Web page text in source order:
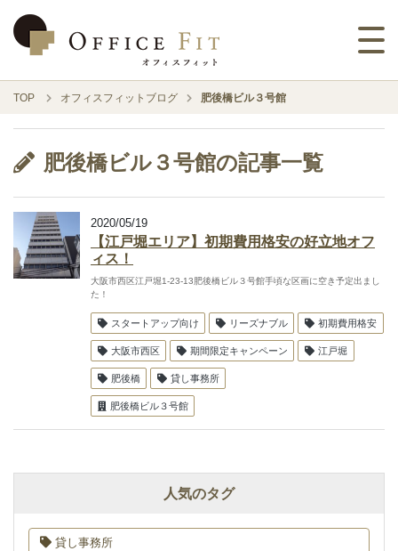
TOP オフィスフィットブログ 肥後橋ビル３号館
肥後橋ビル３号館の記事一覧
2020/05/19
【江戸堀エリア】初期費用格安の好立地オフ
ィス！
大阪市西区江戸堀1-23-13肥後橋ビル３号館手頃な区画に空き予定出まし
た！
スタートアップ向け リーズナブル 初期費用格安
大阪市西区 期間限定キャンペーン 江戸堀
肥後橋 貸し事務所
肥後橋ビル３号館
人気のタグ
貸し事務所